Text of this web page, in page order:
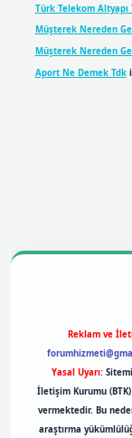
Türk Telekom Altyapı
Müşterek Nereden
Müşterek Nereden
Aport Ne Demek Tdk
Reklam ve
Yasal Uyarı:
İletişim Kurumu
vermektedir. Bu
araştırma